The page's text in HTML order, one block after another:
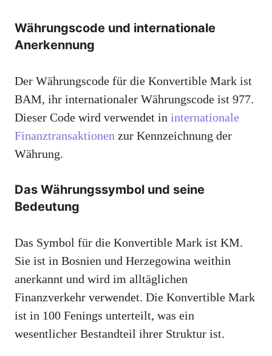
Währungscode und internationale
Anerkennung
Der Währungscode für die Konvertible Mark ist
BAM, ihr internationaler Währungscode ist 977.
Dieser Code wird verwendet in internationale
Finanztransaktionen zur Kennzeichnung der
Währung.
Das Währungssymbol und seine
Bedeutung
Das Symbol für die Konvertible Mark ist KM.
Sie ist in Bosnien und Herzegowina weithin
anerkannt und wird im alltäglichen
Finanzverkehr verwendet. Die Konvertible Mark
ist in 100 Fenings unterteilt, was ein
wesentlicher Bestandteil ihrer Struktur ist.